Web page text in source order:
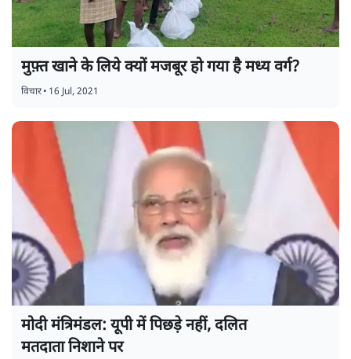
मुफ़्त खाने के लिये क्यों मजबूर हो गया है मध्य वर्ग?
विचार• 16 Jul, 2021
मोदी मंत्रिमंडल: यूपी में पिछड़े नहीं, दलित
मतदाता निशाने पर